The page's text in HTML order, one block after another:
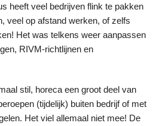
heeft veel bedrijven flink te pakken
veel op afstand werken, of zelfs
Het was telkens weer aanpassen
RIVM-richtlijnen en
stil, horeca een groot deel van
(tijdelijk) buiten bedrijf of met
Het viel allemaal niet mee! De